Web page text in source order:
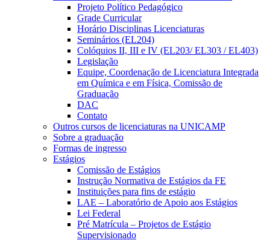
Projeto Político Pedagógico
Grade Curricular
Horário Disciplinas Licenciaturas
Seminários (EL204)
Colóquios II, III e IV (EL203/ EL303 / EL403)
Legislação
Equipe, Coordenação de Licenciatura Integrada
em Química e em Física, Comissão de
Graduação
DAC
Contato
Outros cursos de licenciaturas na UNICAMP
Sobre a graduação
Formas de ingresso
Estágios
Comissão de Estágios
Instrução Normativa de Estágios da FE
Instituições para fins de estágio
LAE – Laboratório de Apoio aos Estágios
Lei Federal
Pré Matrícula – Projetos de Estágio
Supervisionado